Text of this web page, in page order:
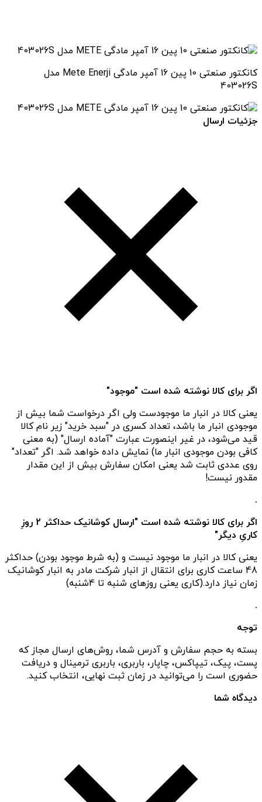
کانکتور صنعتی 10 پین 16 آمپر مادگی Mete Enerji مدل
403026S
جزئیات ارسال
اگر برای کالا نوشته شده است "موجود"
یعنی کالا در انبار ما موجودست ولی اگر درخواست شما بیش از
موجودی انبار ما باشد، تعداد کسری در "سبد خرید" زیر نام کالا
قید می‌شود، در غیر اینصورت عبارت "آماده ارسال" (به معنی
کافی بودن موجودی انبار ما) نمایش داده خواهد شد. اگر "تعداد"
روی عددی ثابت شد یعنی امکان سفارش بیش از این مقدار
مقدور نیست!
.
اگر برای کالا نوشته شده است "ارسال کوشانیک حداکثر 2 روزِ
کاریِ دیگر"
یعنی کالا در انبار ما موجود نیست و (به شرط موجود بودن) حداکثر
48 ساعت کاری برای انتقال از انبار شرکت مادر به انبار کوشانیک
زمان نیاز دارد.(کاری یعنی روزهای شنبه تا 4شنبه)
.
توجه
بسته به حجم سفارش و آدرس شما، روش‌های ارسال مجاز که
پست، پیک، تیپاکس، چاپار، باربری، باربری ترمینال و دریافت
حضوری است را می‌توانید در زمان ثبت نهایی، انتخاب کنید.
دیدگاه شما